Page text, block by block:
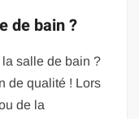
de bain ?
salle de bain ?
de qualité ! Lors
de la